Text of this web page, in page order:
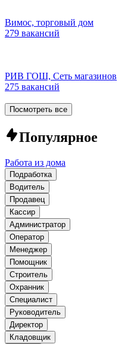
Вимос, торговый дом
279 вакансий
РИВ ГОШ, Сеть магазинов
275 вакансий
Посмотреть все
Популярное
Работа из дома
Подработка
Водитель
Продавец
Кассир
Администратор
Оператор
Менеджер
Помощник
Строитель
Охранник
Специалист
Руководитель
Директор
Кладовщик